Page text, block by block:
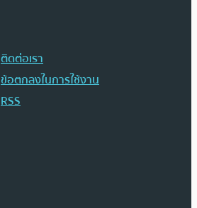
ติดต่อเรา
ข้อตกลงในการใช้งาน
RSS